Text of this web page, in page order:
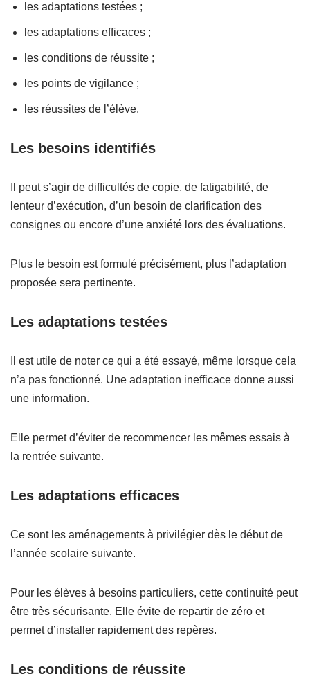
les adaptations testées ;
les adaptations efficaces ;
les conditions de réussite ;
les points de vigilance ;
les réussites de l’élève.
Les besoins identifiés
Il peut s’agir de difficultés de copie, de fatigabilité, de
lenteur d’exécution, d’un besoin de clarification des
consignes ou encore d’une anxiété lors des évaluations.
Plus le besoin est formulé précisément, plus l’adaptation
proposée sera pertinente.
Les adaptations testées
Il est utile de noter ce qui a été essayé, même lorsque cela
n’a pas fonctionné. Une adaptation inefficace donne aussi
une information.
Elle permet d’éviter de recommencer les mêmes essais à
la rentrée suivante.
Les adaptations efficaces
Ce sont les aménagements à privilégier dès le début de
l’année scolaire suivante.
Pour les élèves à besoins particuliers, cette continuité peut
être très sécurisante. Elle évite de repartir de zéro et
permet d’installer rapidement des repères.
Les conditions de réussite